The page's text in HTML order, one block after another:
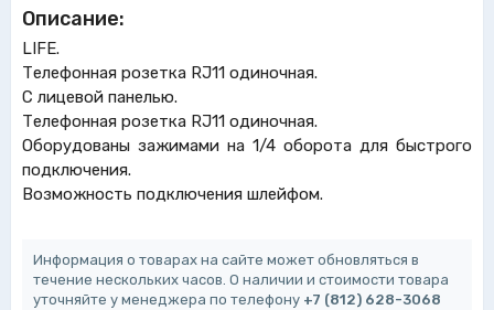
Описание:
LIFE.
Телефонная розетка RJ11 одиночная.
С лицевой панелью.
Телефонная розетка RJ11 одиночная.
Оборудованы зажимами на 1/4 оборота для быстрого
подключения.
Возможность подключения шлейфом.
Информация о товарах на сайте может обновляться в
течение нескольких часов. О наличии и стоимости товара
уточняйте у менеджера по телефону +7 (812) 628-3068